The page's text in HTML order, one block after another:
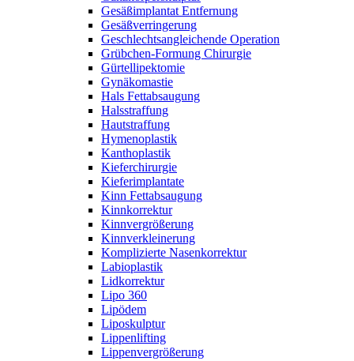
Gesäßimplantat Entfernung
Gesäßverringerung
Geschlechtsangleichende Operation
Grübchen-Formung Chirurgie
Gürtellipektomie
Gynäkomastie
Hals Fettabsaugung
Halsstraffung
Hautstraffung
Hymenoplastik
Kanthoplastik
Kieferchirurgie
Kieferimplantate
Kinn Fettabsaugung
Kinnkorrektur
Kinnvergrößerung
Kinnverkleinerung
Komplizierte Nasenkorrektur
Labioplastik
Lidkorrektur
Lipo 360
Lipödem
Liposkulptur
Lippenlifting
Lippenvergrößerung